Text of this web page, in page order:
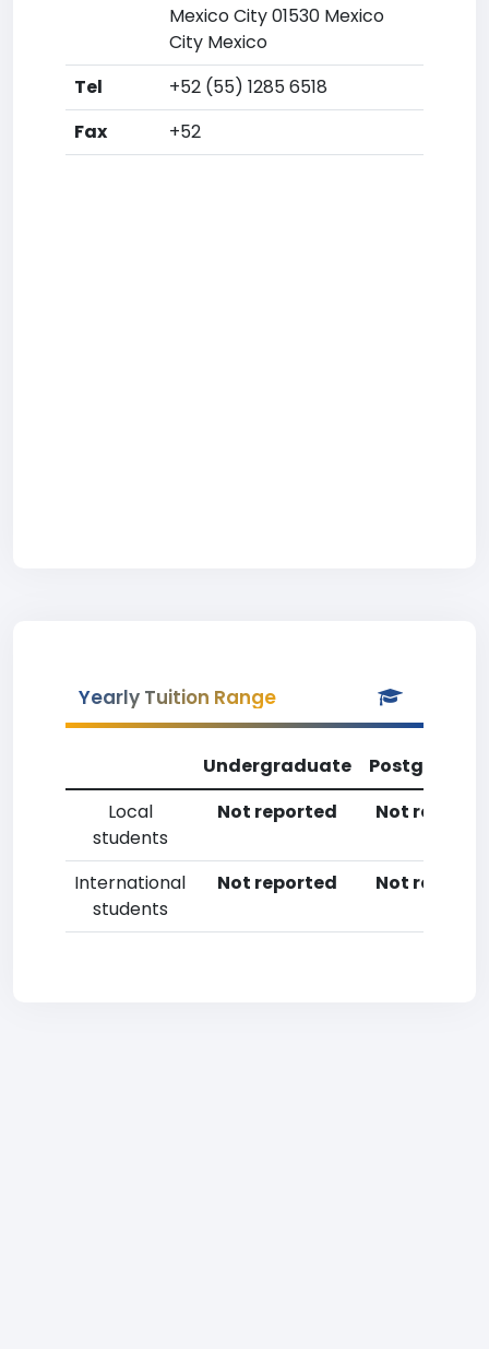
Mexico City 01530 Mexico
City Mexico
Tel
+52 (55) 1285 6518
Fax
+52
Yearly Tuition Range
Undergraduate
Local
students
Not reported Not
International
students
Not reported Not